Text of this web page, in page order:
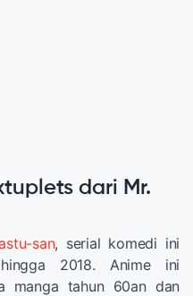
dari Mr.
san, serial komedi ini
2018. Anime ini
manga tahun 60an dan